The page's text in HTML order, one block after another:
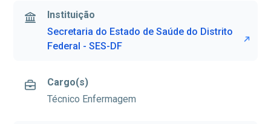
Instituição
Secretaria do Estado de Saúde do Distrito
Federal - SES-DF
Cargo(s)
Técnico Enfermagem